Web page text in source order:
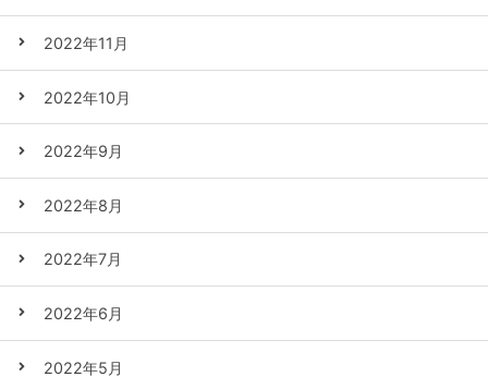
2022年11月
2022年10月
2022年9月
2022年8月
2022年7月
2022年6月
2022年5月